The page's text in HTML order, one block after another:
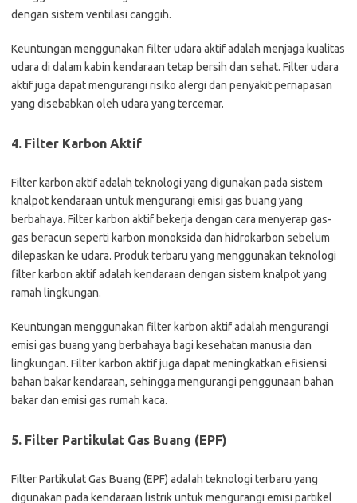
dengan sistem ventilasi canggih.
Keuntungan menggunakan filter udara aktif adalah menjaga kualitas
udara di dalam kabin kendaraan tetap bersih dan sehat. Filter udara
aktif juga dapat mengurangi risiko alergi dan penyakit pernapasan
yang disebabkan oleh udara yang tercemar.
4. Filter Karbon Aktif
Filter karbon aktif adalah teknologi yang digunakan pada sistem
knalpot kendaraan untuk mengurangi emisi gas buang yang
berbahaya. Filter karbon aktif bekerja dengan cara menyerap gas-
gas beracun seperti karbon monoksida dan hidrokarbon sebelum
dilepaskan ke udara. Produk terbaru yang menggunakan teknologi
filter karbon aktif adalah kendaraan dengan sistem knalpot yang
ramah lingkungan.
Keuntungan menggunakan filter karbon aktif adalah mengurangi
emisi gas buang yang berbahaya bagi kesehatan manusia dan
lingkungan. Filter karbon aktif juga dapat meningkatkan efisiensi
bahan bakar kendaraan, sehingga mengurangi penggunaan bahan
bakar dan emisi gas rumah kaca.
5. Filter Partikulat Gas Buang (EPF)
Filter Partikulat Gas Buang (EPF) adalah teknologi terbaru yang
digunakan pada kendaraan listrik untuk mengurangi emisi partikel